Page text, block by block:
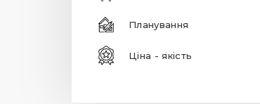
Планування
Ціна - якість